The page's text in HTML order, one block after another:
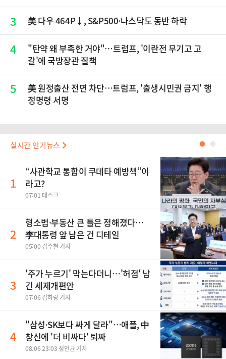
3 美 다우 464P↓, S&P500·나스닥도 동반 하락
4
"탄약 왜 부족한 거야"…트럼프, '이란전 무기고 고
갈'에 국방장관 질책
5
美 원정출산 전면 차단…트럼프, '출생시민권 금지' 행
정명령 서명
실시간 인기뉴스 ●
1
“사관학교 통합이 쿠데타 예방책”이
라고?
07:01 데스크
2
형소법·부동산 큰 틀은 정해졌다…
李대통령 앞 남은 건 디테일
05:00 김수현 기자
3
'주가 누르기' 막는다더니…'허점' 남
긴 세제개편안
07:06 김하랑 기자
4
"삼성·SK보다 싸게 달라"…애플, 中
창신에 '더 비싸다' 퇴짜
08.06 23:03 정인균 기자